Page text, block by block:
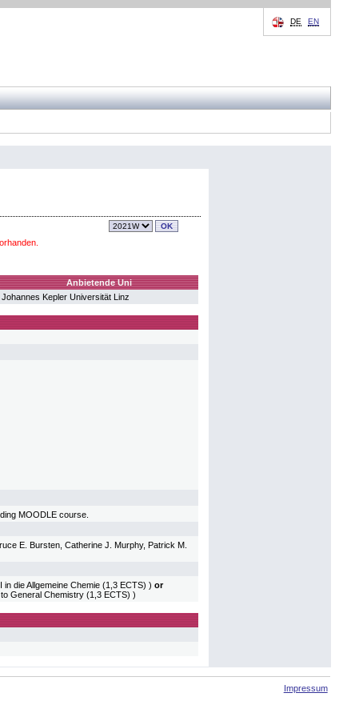
DE EN
Anbietende Uni
Johannes Kepler Universität Linz
MOODLE course.
E. Bursten, Catherine J. Murphy, Patrick M.
die Allgemeine Chemie (1,3 ECTS) ) or
General Chemistry (1,3 ECTS) )
Impressum